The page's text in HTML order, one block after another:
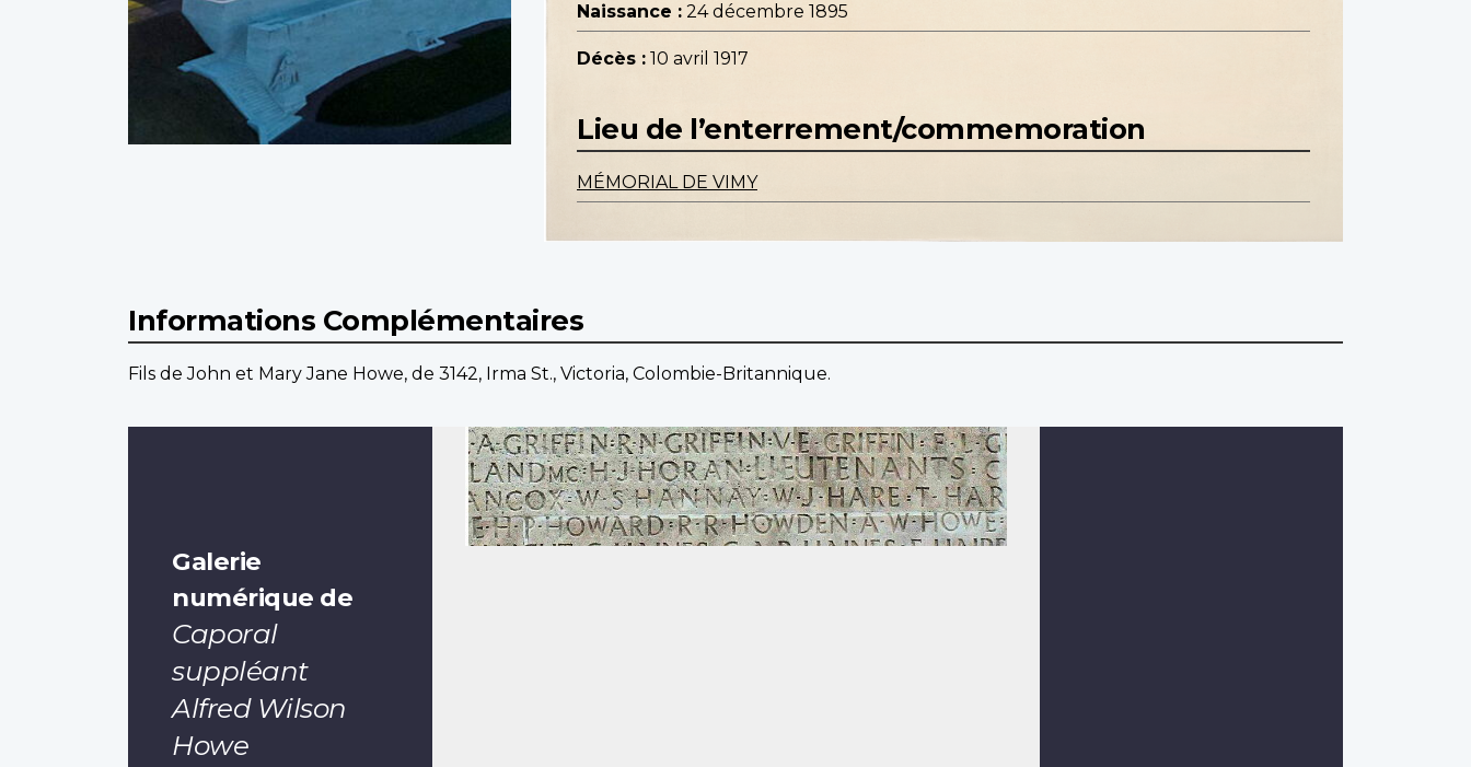
Naissance : 24 décembre 1895
Décès : 10 avril 1917
Lieu de l’enterrement/commemoration
MÉMORIAL DE VIMY
Informations Complémentaires
Fils de John et Mary Jane Howe, de 3142, Irma St., Victoria, Colombie-Britannique.
Galerie
numérique de
Caporal
suppléant
Alfred Wilson
Howe